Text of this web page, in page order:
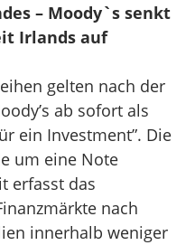
– Moody`s senkt
Irlands auf
gelten nach der
ab sofort als
ein Investment”. Die
um eine Note
erfasst das
nach
innerhalb weniger